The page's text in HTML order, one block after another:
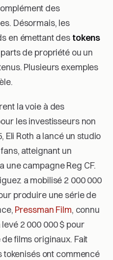
des
Désormais, les
en émettant des tokens
de propriété ou un
Plusieurs exemples
la voie à des
les investisseurs non
Eli Roth a lancé un studio
atteignant un
une campagne Reg CF.
a mobilisé 2 000 000
produire une série de
Pressman Film, connu
levé 2 000 000 $ pour
films originaux. Fait
tokenisés ont commencé